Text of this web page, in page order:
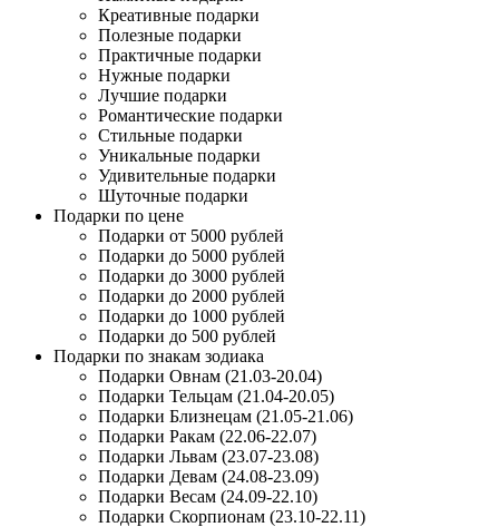
Креативные подарки
Полезные подарки
Практичные подарки
Нужные подарки
Лучшие подарки
Романтические подарки
Стильные подарки
Уникальные подарки
Удивительные подарки
Шуточные подарки
Подарки по цене
Подарки от 5000 рублей
Подарки до 5000 рублей
Подарки до 3000 рублей
Подарки до 2000 рублей
Подарки до 1000 рублей
Подарки до 500 рублей
Подарки по знакам зодиака
Подарки Овнам (21.03-20.04)
Подарки Тельцам (21.04-20.05)
Подарки Близнецам (21.05-21.06)
Подарки Ракам (22.06-22.07)
Подарки Львам (23.07-23.08)
Подарки Девам (24.08-23.09)
Подарки Весам (24.09-22.10)
Подарки Скорпионам (23.10-22.11)